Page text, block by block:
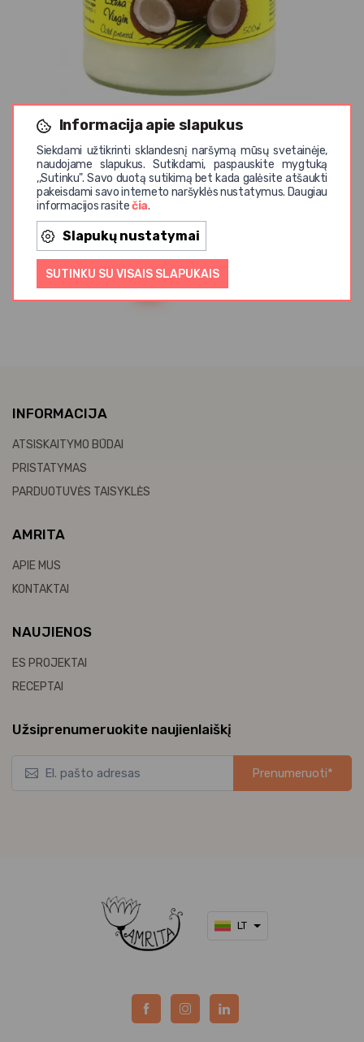
Informacija apie slapukus
Siekdami užtikrinti sklandesnį naršymą mūsų svetainėje,
naudojame slapukus. Sutikdami, paspauskite mygtuką
,,Sutinku". Savo duotą sutikimą bet kada galėsite atšaukti
pakeisdami savo interneto naršyklės nustatymus. Daugiau
informacijos rasitečia.
Slapukų nustatymai
SUTINKU SU VISAIS SLAPUKAIS
Ekologiškas tyras kosmetinis kokosų aliejus AMRITA,
500 ml
nuo 3,39 € / vnt. 3,69 € / vnt.
INFORMACIJA
ATSISKAITYMO BŪDAI
PRISTATYMAS
PARDUOTUVĖS TAISYKLĖS
AMRITA
APIE MUS
KONTAKTAI
NAUJIENOS
ES PROJEKTAI
RECEPTAI
Užsiprenumeruokite naujienlaiškį
Prenumeruoti*
LT